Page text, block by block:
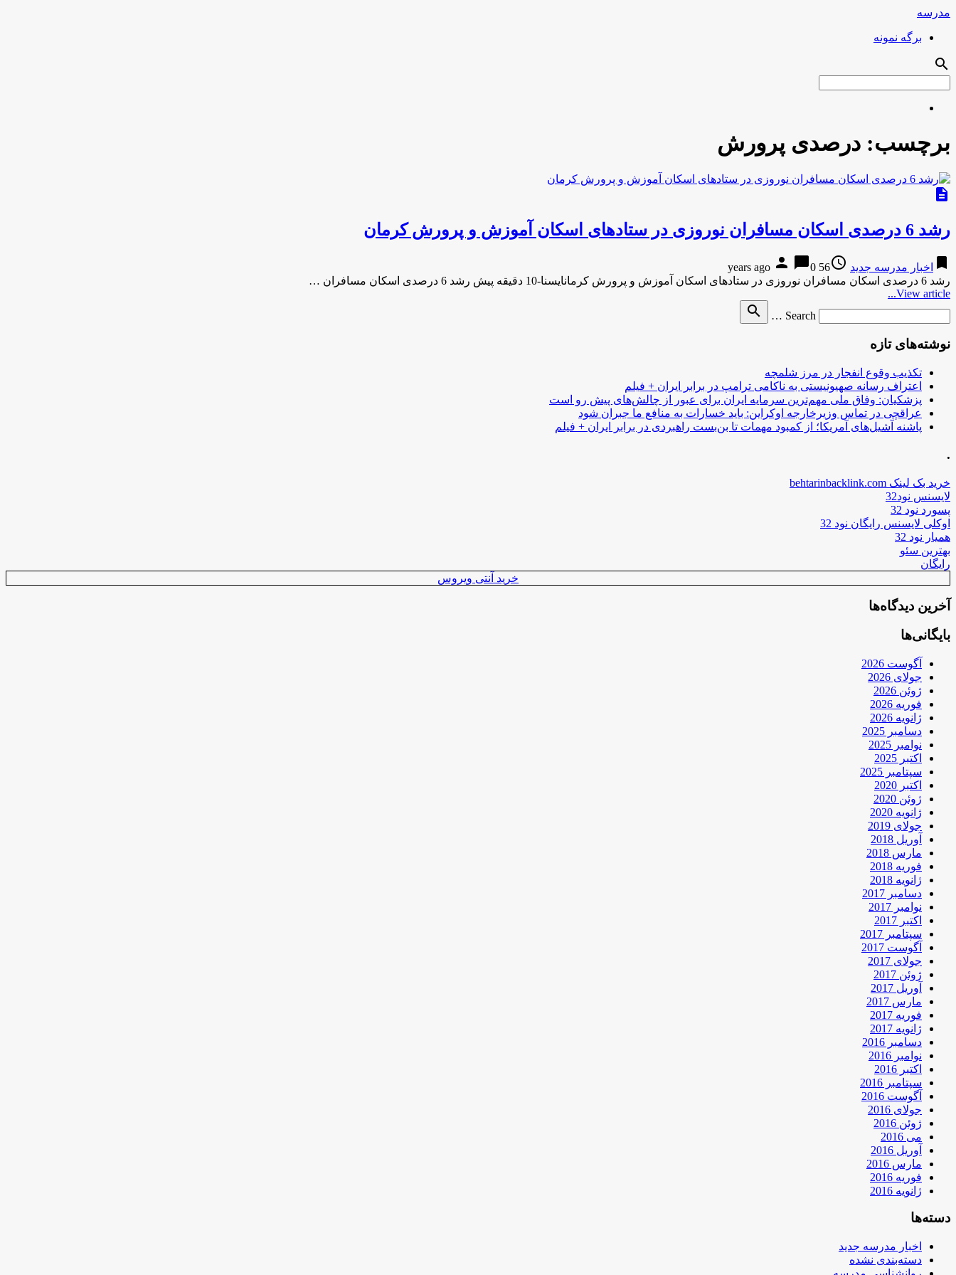
مدرسه
برگه نمونه
search
برچسب: درصدی پرورش
description
رشد 6 درصدی اسکان مسافران نوروزی در ستادهای اسکان آموزش و پرورش کرمان
bookmark اخبار مدرسه جدید access_time
56 years ago
person chat_bubble0
رشد 6 درصدی اسکان مسافران نوروزی در ستادهای اسکان آموزش و پرورش کرمانایسنا-10 دقیقه پیش رشد 6 درصدی اسکان مسافران …
View article...
Search …
search
نوشته‌های تازه
تکذیب وقوع انفجار در مرز شلمچه
اعتراف رسانه صهیونیستی به ناکامی ترامپ در برابر ایران + فیلم
پزشکیان: وفاق ملی مهم‌ترین سرمایه ایران برای عبور از چالش‌های پیش رو است
عراقچی در تماس وزیرخارجه اوکراین: باید خسارات به منافع ما جبران شود
پاشنه آشیل‌های آمریکا؛ از کمبود مهمات تا بن‌بست راهبردی در برابر ایران + فیلم
.
خرید بک لینک behtarinbacklink.com
لایسنس نود32
پسورد نود 32
اوکلی لایسنس رایگان نود 32
همیار نود 32
بهترین سئو
رایگان
خرید آنتی ویروس
آخرین دیدگاه‌ها
بایگانی‌ها
آگوست 2026
جولای 2026
ژوئن 2026
فوریه 2026
ژانویه 2026
دسامبر 2025
نوامبر 2025
اکتبر 2025
سپتامبر 2025
اکتبر 2020
ژوئن 2020
ژانویه 2020
جولای 2019
آوریل 2018
مارس 2018
فوریه 2018
ژانویه 2018
دسامبر 2017
نوامبر 2017
اکتبر 2017
سپتامبر 2017
آگوست 2017
جولای 2017
ژوئن 2017
آوریل 2017
مارس 2017
فوریه 2017
ژانویه 2017
دسامبر 2016
نوامبر 2016
اکتبر 2016
سپتامبر 2016
آگوست 2016
جولای 2016
ژوئن 2016
می 2016
آوریل 2016
مارس 2016
فوریه 2016
ژانویه 2016
دسته‌ها
اخبار مدرسه جدید
دسته‌بندی نشده